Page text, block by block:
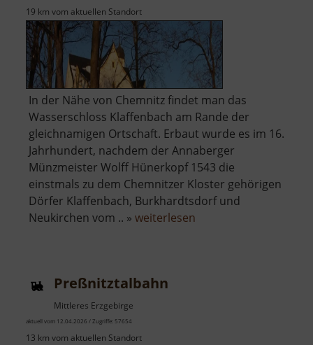
19 km vom aktuellen Standort
In der Nähe von Chemnitz findet man das
Wasserschloss Klaffenbach am Rande der
gleichnamigen Ortschaft. Erbaut wurde es im 16.
Jahrhundert, nachdem der Annaberger
Münzmeister Wolff Hünerkopf 1543 die
einstmals zu dem Chemnitzer Kloster gehörigen
Dörfer Klaffenbach, Burkhardtsdorf und
Neukirchen vom .. » weiterlesen
Preßnitztalbahn
Mittleres Erzgebirge
aktuell vom 12.04.2026 / Zugriffe: 57654
13 km vom aktuellen Standort